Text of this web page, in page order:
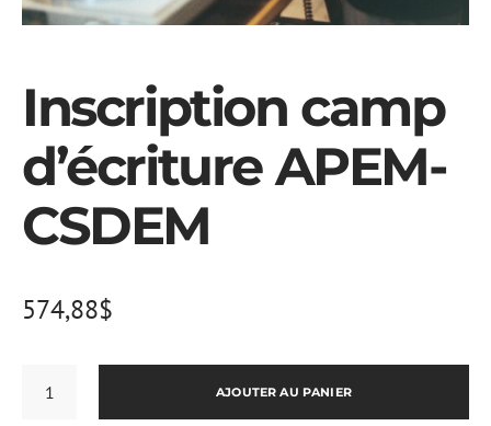
Inscription camp
d’écriture APEM-
CSDEM
574,88$
AJOUTER AU PANIER